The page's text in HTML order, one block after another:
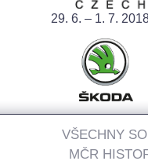
29. 6. – 1. 7.
VŠECHNY
MČR